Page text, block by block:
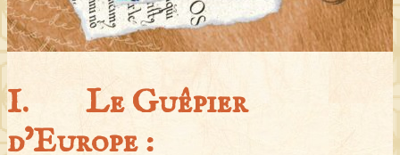
I. Le Guêpier
d’Europe :